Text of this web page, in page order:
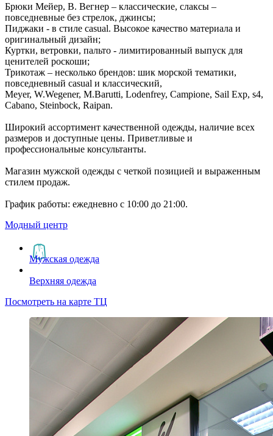
Брюки Мейер, В. Вегнер – классические, слаксы –
повседневные без стрелок, джинсы;
Пиджаки - в стиле casual. Высокое качество материала и
оригинальный дизайн;
Куртки, ветровки, пальто - лимитированный выпуск для
ценителей роскоши;
Трикотаж – несколько брендов: шик морской тематики,
повседневный casual и классический,
Meyer, W.Wegener, M.Barutti, Lodenfrey, Campione, Sail Exp, s4,
Cabano, Steinbock, Raipan.
Широкий ассортимент качественной одежды, наличие всех
размеров и доступные цены. Приветливые и
профессиональные консультанты.
Магазин мужской одежды с четкой позицией и выраженным
стилем продаж.
График работы: ежедневно с 10:00 до 21:00.
Модный центр
Мужская одежда
Верхняя одежда
Посмотреть на карте ТЦ